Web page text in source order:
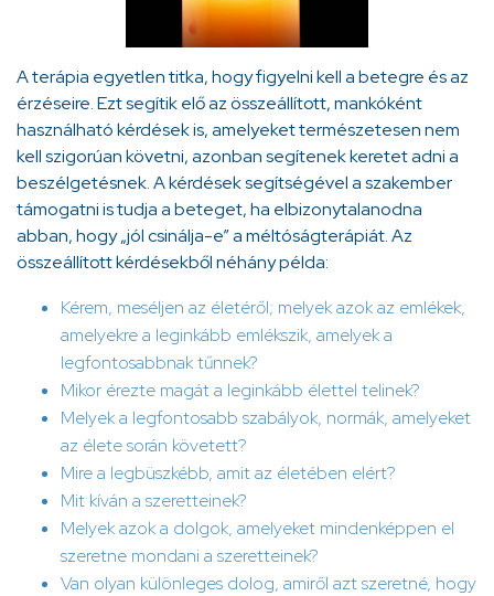
A terápia egyetlen titka, hogy figyelni kell a betegre és az
érzéseire. Ezt segítik elő az összeállított, mankóként
használható kérdések is, amelyeket természetesen nem
kell szigorúan követni, azonban segítenek keretet adni a
beszélgetésnek. A kérdések segítségével a szakember
támogatni is tudja a beteget, ha elbizonytalanodna
abban, hogy „jól csinálja-e” a méltóságterápiát. Az
összeállított kérdésekből néhány példa:
Kérem, meséljen az életéről; melyek azok az emlékek,
amelyekre a leginkább emlékszik, amelyek a
legfontosabbnak tűnnek?
Mikor érezte magát a leginkább élettel telinek?
Melyek a legfontosabb szabályok, normák, amelyeket
az élete során követett?
Mire a legbüszkébb, amit az életében elért?
Mit kíván a szeretteinek?
Melyek azok a dolgok, amelyeket mindenképpen el
szeretne mondani a szeretteinek?
Van olyan különleges dolog, amiről azt szeretné, hogy